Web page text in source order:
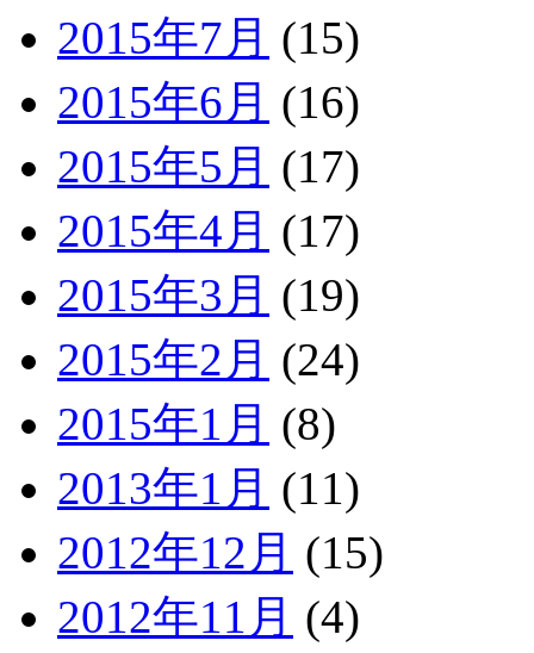
2015年7月 (15)
2015年6月 (16)
2015年5月 (17)
2015年4月 (17)
2015年3月 (19)
2015年2月 (24)
2015年1月 (8)
2013年1月 (11)
2012年12月 (15)
2012年11月 (4)